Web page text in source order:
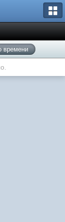
времени